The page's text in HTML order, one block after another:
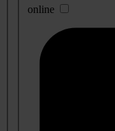
online